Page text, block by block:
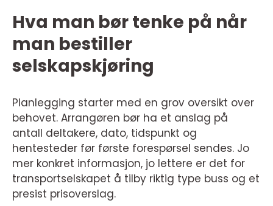
Hva man bør tenke på når
man bestiller
selskapskjøring
Planlegging starter med en grov oversikt over
behovet. Arrangøren bør ha et anslag på
antall deltakere, dato, tidspunkt og
hentesteder før første forespørsel sendes. Jo
mer konkret informasjon, jo lettere er det for
transportselskapet å tilby riktig type buss og et
presist prisoverslag.